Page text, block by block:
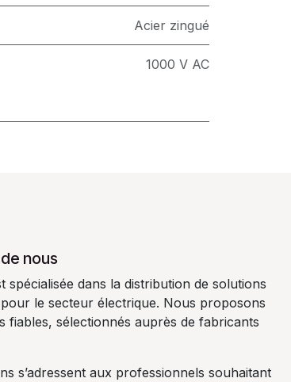
Acier zingué
1000 V AC
nous
spécialisée dans la distribution de solutions
le secteur électrique. Nous proposons
fiables, sélectionnés auprès de fabricants
s’adressent aux professionnels souhaitant